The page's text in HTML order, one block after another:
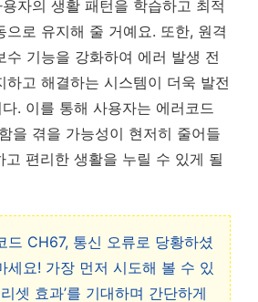
자의 생활 패턴을 학습하고 최적
으로 유지해 줄 거예요. 또한, 원격
수 기능을 강화하여 에러 발생 전
하고 해결하는 시스템이 더욱 발전
. 이를 통해 사용자는 에러코드
을 겪을 가능성이 현저히 줄어들
고 편리한 생활을 누릴 수 있게 될
드 CH67, 통신 오류로 당황하셨
세요! 가장 먼저 시도해 볼 수 있
셋 효과’를 기대하며 간단하게